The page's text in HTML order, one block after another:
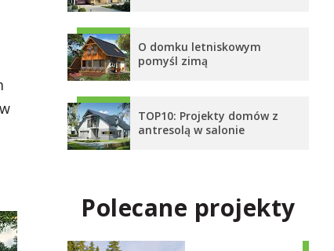
O domku letniskowym
pomyśl zimą
TOP10: Projekty domów z
antresolą w salonie
Polecane projekty